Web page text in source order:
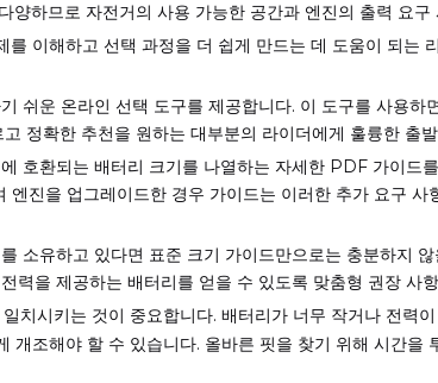
양하므로 자전거의 사용 가능한 공간과 엔진의 출력 요
이해하고 선택 과정을 더 쉽게 만드는 데 도움이 되는
쉬운 온라인 선택 도구를 제공합니다. 이 도구를 사용
정확한 추천을 원하는 대부분의 라이더에게 훌륭한 출
호환되는 배터리 크기를 나열하는 자세한 PDF 가이드
엔진을 업그레이드한 경우 가이드는 이러한 추가 요구
소유하고 있다면 표준 크기 가이드만으로는 충분하지
력을 제공하는 배터리를 얻을 수 있도록 맞춤형 권장 사
치시키는 것이 중요합니다. 배터리가 너무 작거나 전력
개조해야 할 수 있습니다. 올바른 핏을 찾기 위해 시간